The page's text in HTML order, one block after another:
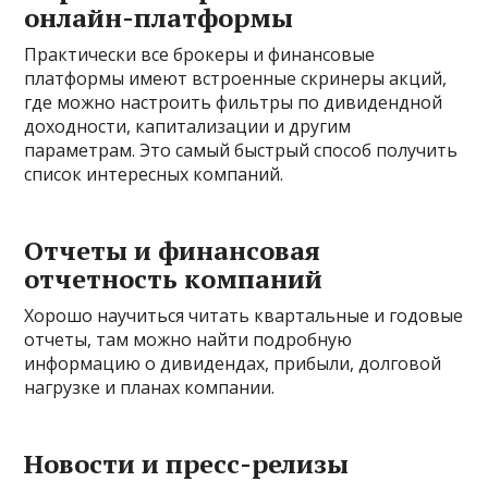
онлайн-платформы
Практически все брокеры и финансовые
платформы имеют встроенные скринеры акций,
где можно настроить фильтры по дивидендной
доходности, капитализации и другим
параметрам. Это самый быстрый способ получить
список интересных компаний.
Отчеты и финансовая
отчетность компаний
Хорошо научиться читать квартальные и годовые
отчеты, там можно найти подробную
информацию о дивидендах, прибыли, долговой
нагрузке и планах компании.
Новости и пресс-релизы